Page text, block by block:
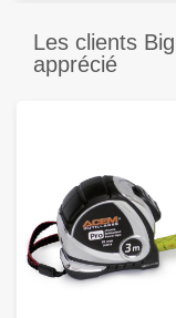
Les clients
apprécié